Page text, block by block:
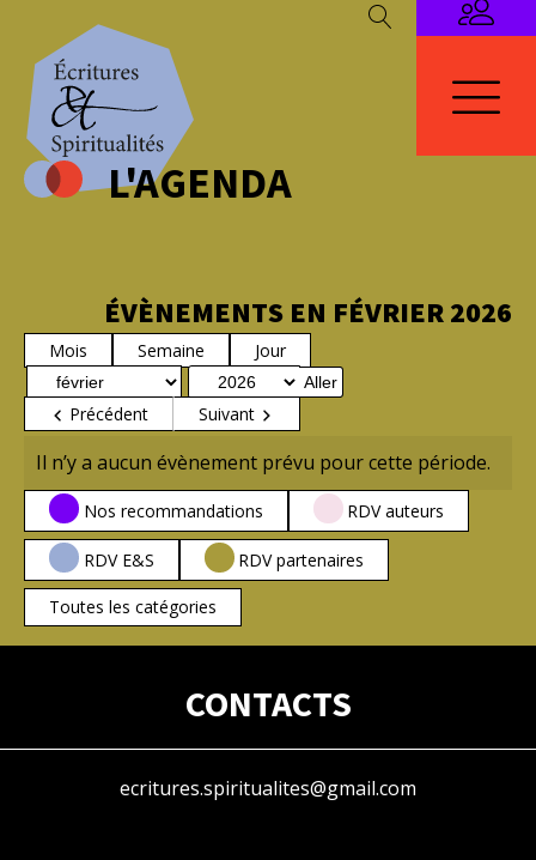
L'AGENDA
ÉVÈNEMENTS EN FÉVRIER 2026
Mois Semaine Jour
Mois
Année
Précédent Suivant
Il n’y a aucun évènement prévu pour cette période.
CATÉGORIESNos recommandations RDV auteurs
RDV E&S RDV partenaires
Toutes les catégories
CONTACTS
ecritures.spiritualites@gmail.com